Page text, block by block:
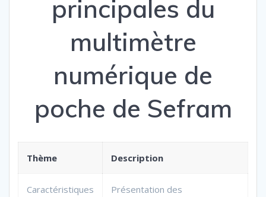
principales du
multimètre
numérique de
poche de Sefram
Thème Description
Caractéristiques
Présentation des